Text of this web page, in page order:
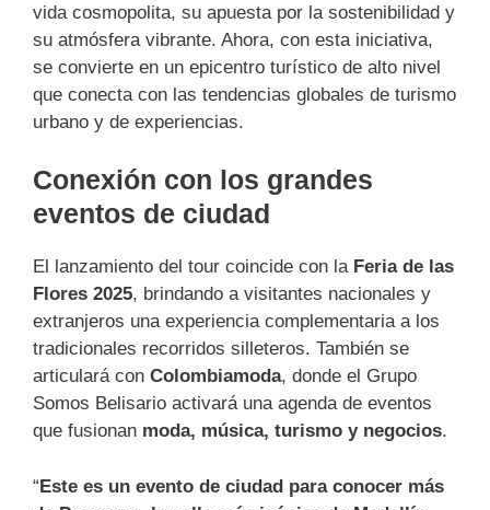
vida cosmopolita, su apuesta por la sostenibilidad y
su atmósfera vibrante. Ahora, con esta iniciativa,
se convierte en un epicentro turístico de alto nivel
que conecta con las tendencias globales de turismo
urbano y de experiencias.
Conexión con los grandes
eventos de ciudad
El lanzamiento del tour coincide con la Feria de las
Flores 2025, brindando a visitantes nacionales y
extranjeros una experiencia complementaria a los
tradicionales recorridos silleteros. También se
articulará con Colombiamoda, donde el Grupo
Somos Belisario activará una agenda de eventos
que fusionan moda, música, turismo y negocios.
“Este es un evento de ciudad para conocer más